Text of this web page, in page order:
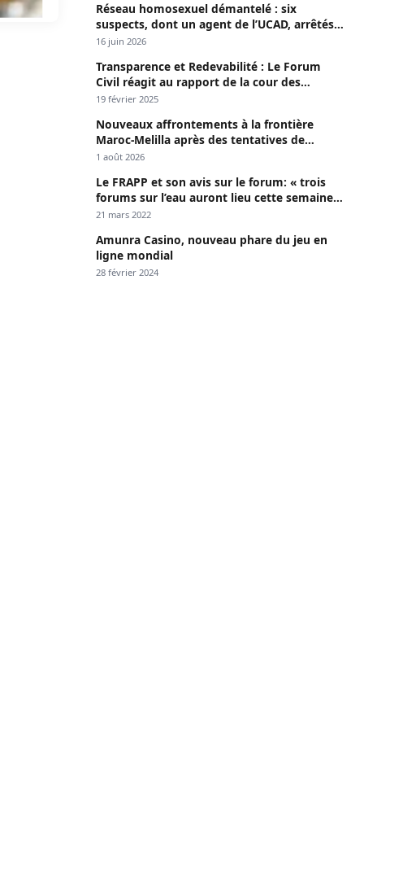
Réseau homosexuel démantelé : six
suspects, dont un agent de l’UCAD, arrêtés à
Keur Massar ; l’un avoue avoir propagé le
16 juin 2026
Transparence et Redevabilité : Le Forum
Civil réagit au rapport de la cour des
comptes
19 février 2025
Nouveaux affrontements à la frontière
Maroc-Melilla après des tentatives de
passage
1 août 2026
Le FRAPP et son avis sur le forum: « trois
forums sur l’eau auront lieu cette semaine à
Dakar »
21 mars 2022
Amunra Casino, nouveau phare du jeu en
ligne mondial
28 février 2024